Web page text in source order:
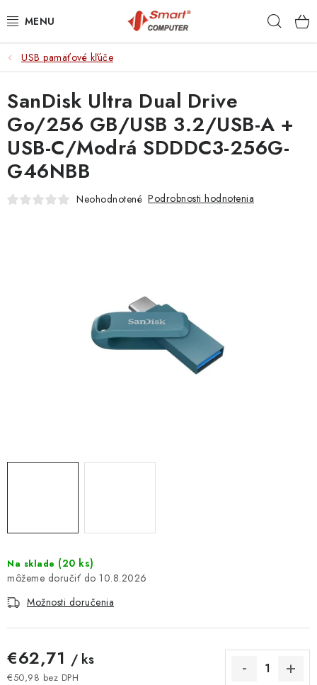
na
NOTEBOOKY
MOBILNÉ ZARIADENIA
PC A KOMPONENTY
PERIFÉRIE
TLAČIARNE
: TOP PRODUKTY
Obchodné podmienky
Ochrana osobných údajov
Moja objednávka
Odstúpenie od zmluvy
USB pamäťové kľúče
Na sklade (20 ks)
10.8.2026
Možnosti doručenia
€62,71 / ks
€50,98 bez DPH
SanDisk Ultra Dual Drive
Go/256 GB/USB 3.2/USB-A +
USB-C/Modrá SDDDC3-256G-
G46NBB
Neohodnotené Podrobnosti hodnotenia